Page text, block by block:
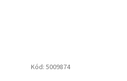
Kód: 5009874